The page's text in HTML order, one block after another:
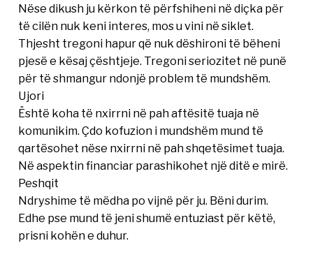
Nëse dikush ju kërkon të përfshiheni në diçka për
të cilën nuk keni interes, mos u vini në siklet.
Thjesht tregoni hapur që nuk dëshironi të bëheni
pjesë e kësaj çështjeje. Tregoni seriozitet në punë
për të shmangur ndonjë problem të mundshëm.
Ujori
Është koha të nxirrni në pah aftësitë tuaja në
komunikim. Çdo kofuzion i mundshëm mund të
qartësohet nëse nxirrni në pah shqetësimet tuaja.
Në aspektin financiar parashikohet një ditë e mirë.
Peshqit
Ndryshime të mëdha po vijnë për ju. Bëni durim.
Edhe pse mund të jeni shumë entuziast për këtë,
prisni kohën e duhur.